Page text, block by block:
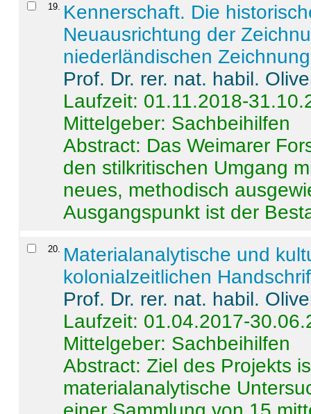
19
Kennerschaft. Die
Neuausrichtung der
niederländischen
Prof. Dr. rer. nat. habil.
Laufzeit: 01.11.2018-
Mittelgeber: Sachbeihilfen
Abstract: Das Weimarer
den stilkritischen Umgang
neues, methodisch
Ausgangspunkt ist der
20
Materialanalytische und
kolonialzeitlichen
Prof. Dr. rer. nat. habil.
Laufzeit: 01.04.2017-
Mittelgeber: Sachbeihilfen
Abstract:Ziel des Projekts
materialanalytische